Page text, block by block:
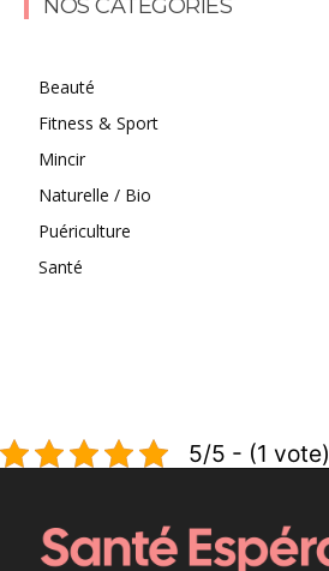
NOS CATÉGORIES
Beauté
Fitness & Sport
Mincir
Naturelle / Bio
Puériculture
Santé
5/5 - (1 vote)